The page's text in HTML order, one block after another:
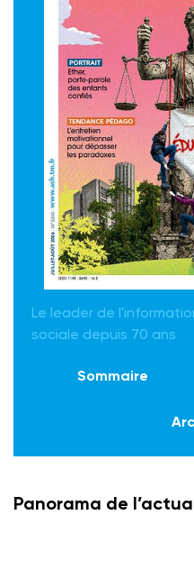
Le leader de
sociale depuis 70 ans
Sommaire
Panorama de